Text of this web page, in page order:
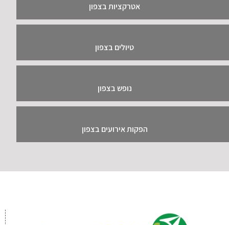
אטרקציות בצפון
טיולים בצפון
נופש בצפון
הפקות אירועים בצפון